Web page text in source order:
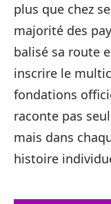
plus que chez
majorité des
balisé sa route
inscrire le
fondations
raconte pas
mais dans
histoire